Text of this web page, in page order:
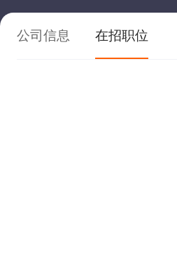
公司信息 在招职位